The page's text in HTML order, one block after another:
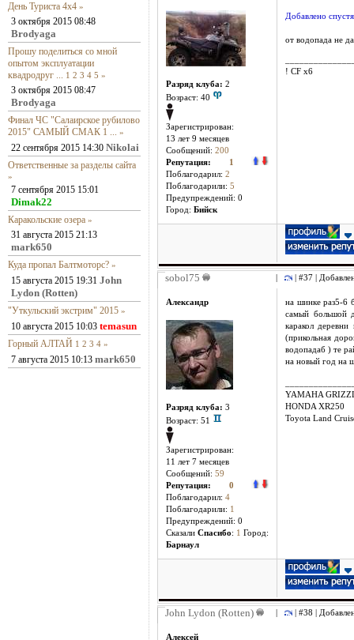
День Туриста 4х4 »
3 октября 2015 08:48
Brodyaga
Прошу поделиться со мной
опытом эксплуатации
квадродруг ... 1 2 3 4 5 »
3 октября 2015 08:47
Brodyaga
Финал ЧС "Салаирское рубилово
2015" САМЫЙ СМАК 1 ... »
22 сентября 2015 14:30 Nikolai
Ответственные за разделы сайта
»
7 сентября 2015 15:01
Dimak22
Каракольские озера »
31 августа 2015 21:13
mark650
Куда пропал Балтмоторс? »
15 августа 2015 19:31 John
Lydon (Rotten)
"Уткульский экстрим" 2015 »
10 августа 2015 10:03 temasun
Горный АЛТАЙ 1 2 3 4 »
7 августа 2015 10:13 mark650
Разряд клуба: 2
Возраст: 40
Зарегистрирован:
13 лет 9 месяцев
Сообщений: 200
Репутация:
1
Поблагодарил: 2
Поблагодарили: 5
Предупреждений: 0
Город: Бийск
Добавлено
от водопада не
! CF x6
sobol75 | #37 |
Александр
Разряд клуба: 3
Возраст: 51
Зарегистрирован:
11 лет 7 месяцев
Сообщений: 59
Репутация: 0
Поблагодарил: 4
Поблагодарили: 1
Предупреждений: 0
Cказали Спасибо: 1 Город:
Барнаул
на шинке раз5-6
самый большой
каракол
(прикольная
водопадаб ) те
на новый год на
YAMAHA
HONDA XR250
Toyota Land
John Lydon (Rotten) | #38 |
Алексей